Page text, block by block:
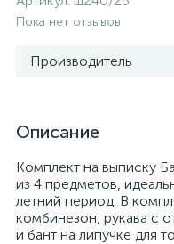
Пока нет отзывов
Производитель
Описание
Комплект на выписку
из 4 предметов,
летний период. В
комбинезон, рукава с
и бант на липучке для